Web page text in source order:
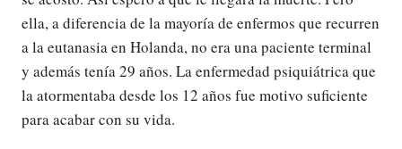
ella, a diferencia de la mayoría de enfermos que recurren
a la eutanasia en Holanda, no era una paciente terminal
y además tenía 29 años. La enfermedad psiquiátrica que
la atormentaba desde los 12 años fue motivo suficiente
para acabar con su vida.